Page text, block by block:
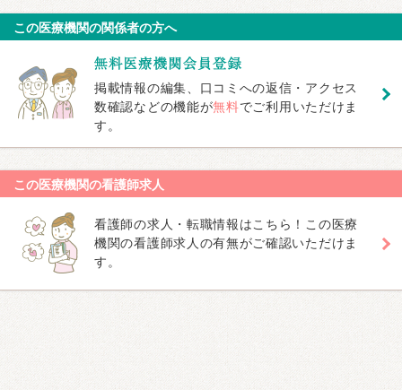
この医療機関の関係者の方へ
掲載情報の編集、口コミへの返信・アクセス
数確認などの機能が無料でご利用いただけま
す。
この医療機関の看護師求人
看護師の求人・転職情報はこちら！この医療
機関の看護師求人の有無がご確認いただけま
す。